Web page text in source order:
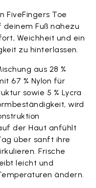
FiveFingers Toe
Fuß nahezu
Weichheit und ein
zu hinterlassen.
aus 28 %
67 % Nylon für
sowie 5 % Lycra
wird
der Haut anfühlt
über sanft ihre
Frische
leicht und
ändern.